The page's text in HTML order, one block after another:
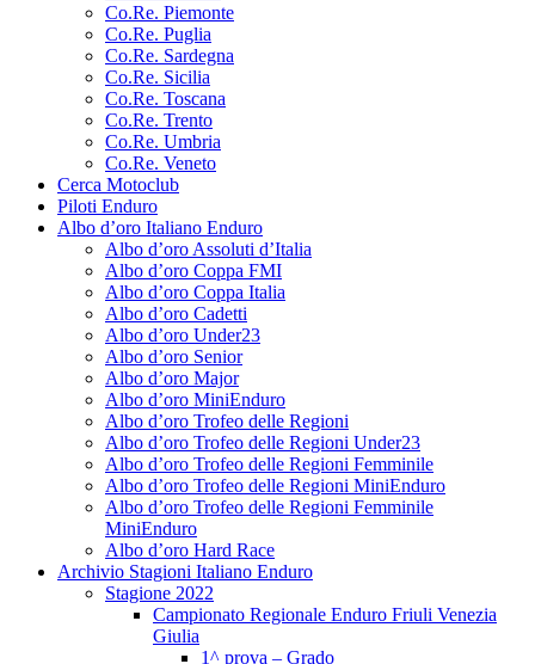
Co.Re. Piemonte
Co.Re. Puglia
Co.Re. Sardegna
Co.Re. Sicilia
Co.Re. Toscana
Co.Re. Trento
Co.Re. Umbria
Co.Re. Veneto
Cerca Motoclub
Piloti Enduro
Albo d’oro Italiano Enduro
Albo d’oro Assoluti d’Italia
Albo d’oro Coppa FMI
Albo d’oro Coppa Italia
Albo d’oro Cadetti
Albo d’oro Under23
Albo d’oro Senior
Albo d’oro Major
Albo d’oro MiniEnduro
Albo d’oro Trofeo delle Regioni
Albo d’oro Trofeo delle Regioni Under23
Albo d’oro Trofeo delle Regioni Femminile
Albo d’oro Trofeo delle Regioni MiniEnduro
Albo d’oro Trofeo delle Regioni Femminile
MiniEnduro
Albo d’oro Hard Race
Archivio Stagioni Italiano Enduro
Stagione 2022
Campionato Regionale Enduro Friuli Venezia
Giulia
1^ prova – Grado